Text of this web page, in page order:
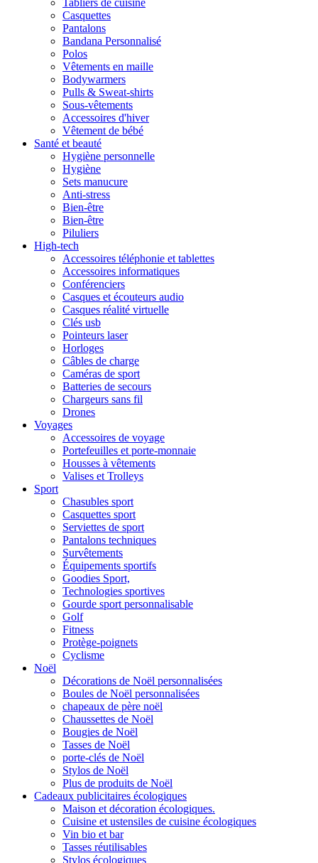
Casquettes
Pantalons
Bandana Personnalisé
Polos
Vêtements en maille
Bodywarmers
Pulls & Sweat-shirts
Sous-vêtements
Accessoires d'hiver
Vêtement de bébé
Santé et beauté
Hygiène personnelle
Hygiène
Sets manucure
Anti-stress
Bien-être
Bien-être
Piluliers
High-tech
Accessoires téléphonie et tablettes
Accessoires informatiques
Conférenciers
Casques et écouteurs audio
Casques réalité virtuelle
Clés usb
Pointeurs laser
Horloges
Câbles de charge
Caméras de sport
Batteries de secours
Chargeurs sans fil
Drones
Voyages
Accessoires de voyage
Portefeuilles et porte-monnaie
Housses à vêtements
Valises et Trolleys
Sport
Chasubles sport
Casquettes sport
Serviettes de sport
Pantalons techniques
Survêtements
Équipements sportifs
Goodies Sport,
Technologies sportives
Gourde sport personnalisable
Golf
Fitness
Protège-poignets
Cyclisme
Noël
Décorations de Noël personnalisées
Boules de Noël personnalisées
chapeaux de père noël
Chaussettes de Noël
Bougies de Noël
Tasses de Noël
porte-clés de Noël
Stylos de Noël
Plus de produits de Noël
Cadeaux publicitaires écologiques
Maison et décoration écologiques.
Cuisine et ustensiles de cuisine écologiques
Vin bio et bar
Tasses réutilisables
Stylos écologiques